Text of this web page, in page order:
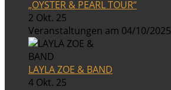
„OYSTER & PEARL TOUR“
2 Okt. 25
Veranstaltungen am 04/10/2025
LAYLA ZOE & BAND
4 Okt. 25